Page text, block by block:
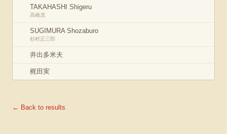
TAKAHASHI Shigeru
高橋茂
SUGIMURA Shozaburo
杉村正三郎
井出多米夫
梶田実
← Back to results